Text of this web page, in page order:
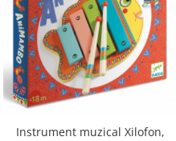
Instrument muzical Xilofon,